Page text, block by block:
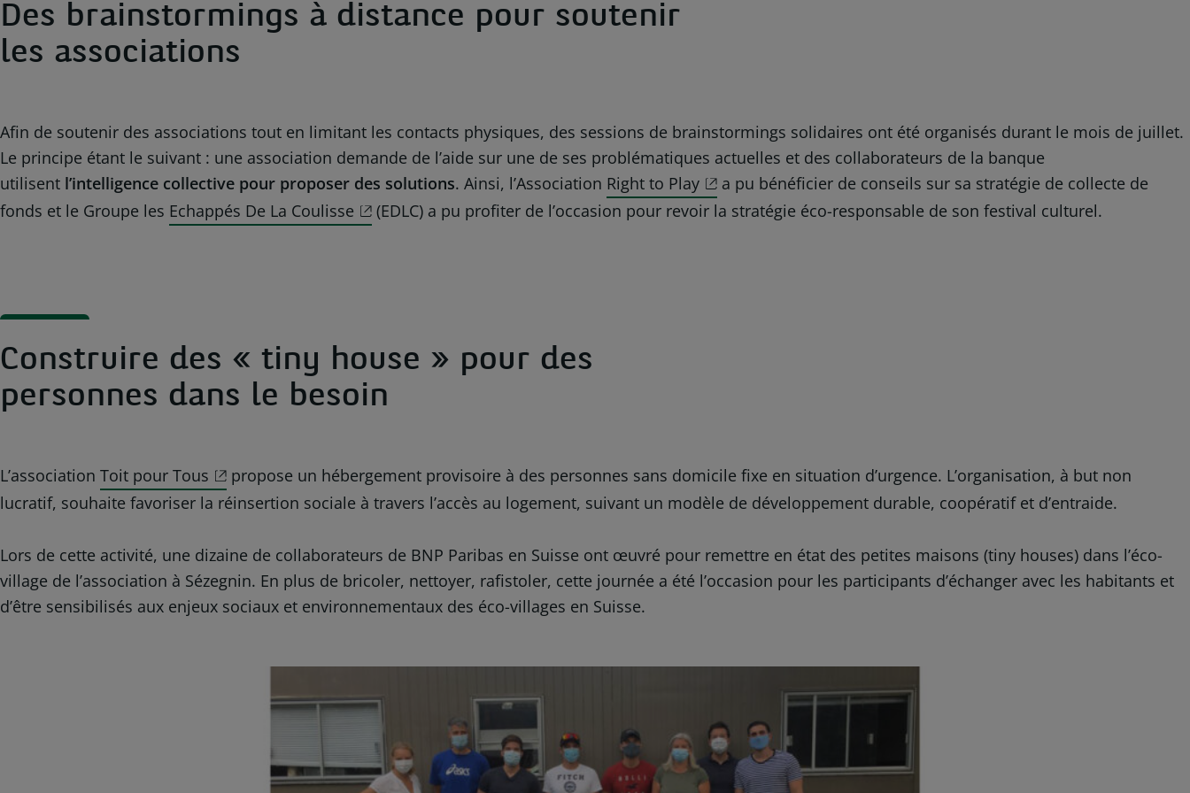
Des brainstormings à distance pour soutenir
les associations
Afin de soutenir des associations tout en limitant les contacts physiques, des sessions de brainstormings solidaires ont été organisés durant le mois de juillet.
Le principe étant le suivant : une association demande de l’aide sur une de ses problématiques actuelles et des collaborateurs de la banque
utilisent l’intelligence collective pour proposer des solutions. Ainsi, l’Association Right to Play
a pu bénéficier de conseils sur sa stratégie de collecte de
fonds et le Groupe les Echappés De La Coulisse (EDLC) a pu profiter de l’occasion pour revoir la stratégie éco-responsable de son festival culturel.
Construire des « tiny house » pour des
personnes dans le besoin
L’association Toit pour Tous
propose un hébergement provisoire à des personnes sans domicile fixe en situation d’urgence. L’organisation, à but non
lucratif, souhaite favoriser la réinsertion sociale à travers l’accès au logement, suivant un modèle de développement durable, coopératif et d’entraide.
Lors de cette activité, une dizaine de collaborateurs de BNP Paribas en Suisse ont œuvré pour remettre en état des petites maisons (tiny houses) dans l’éco-
village de l’association à Sézegnin. En plus de bricoler, nettoyer, rafistoler, cette journée a été l’occasion pour les participants d’échanger avec les habitants et
d’être sensibilisés aux enjeux sociaux et environnementaux des éco-villages en Suisse.